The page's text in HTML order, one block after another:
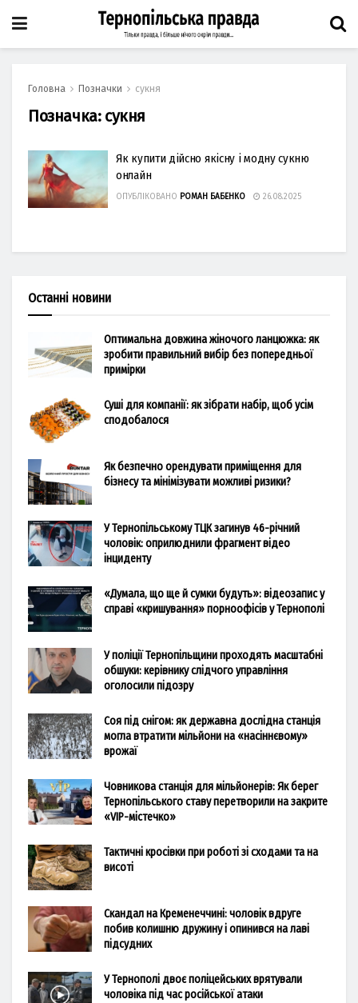
Головна Позначки сукня
Позначка: сукня
Як купити дійсно якісну і модну сукню
онлайн
ОПУБЛІКОВАНО РОМАН БАБЕНКО 26.08.2025
Останні новини
Оптимальна довжина жіночого ланцюжка: як
зробити правильний вибір без попередньої
примірки
Суші для компанії: як зібрати набір, щоб усім
сподобалося
Як безпечно орендувати приміщення для
бізнесу та мінімізувати можливі ризики?
У Тернопільському ТЦК загинув 46-річний
чоловік: оприлюднили фрагмент відео
інциденту
«Думала, що ще й сумки будуть»: відеозапис у
справі «кришування» порноофісів у Тернополі
У поліції Тернопільщини проходять масштабні
обшуки: керівнику слідчого управління
оголосили підозру
Соя під снігом: як державна дослідна станція
могла втратити мільйони на «насіннєвому»
врожаї
Човникова станція для мільйонерів: Як берег
Тернопільського ставу перетворили на закрите
«VIP-містечко»
Тактичні кросівки при роботі зі сходами та на
висоті
Скандал на Кременеччині: чоловік вдруге
побив колишню дружину і опинився на лаві
підсудних
У Тернополі двоє поліцейських врятували
чоловіка під час російської атаки